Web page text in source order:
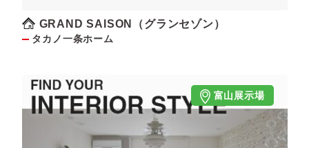
GRAND SAISON（グランセゾン）
タカノ一条ホーム
富山展示場